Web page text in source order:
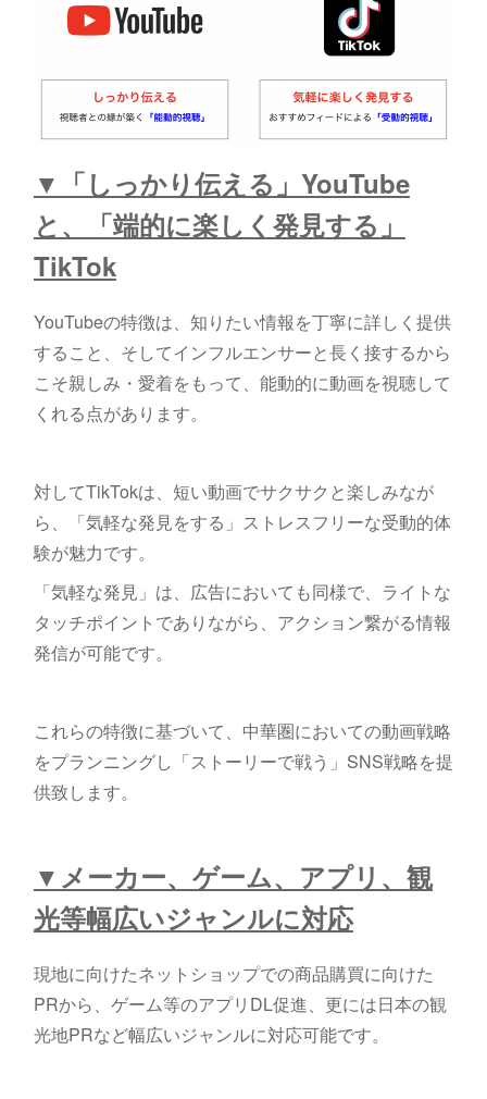
▼「しっかり伝える」YouTube
と、「端的に楽しく発見する」
TikTok
YouTubeの特徴は、知りたい情報を丁寧に詳しく提供
すること、そしてインフルエンサーと長く接するから
こそ親しみ・愛着をもって、能動的に動画を視聴して
くれる点があります。
対してTikTokは、短い動画でサクサクと楽しみなが
ら、「気軽な発見をする」ストレスフリーな受動的体
験が魅力です。
「気軽な発見」は、広告においても同様で、ライトな
タッチポイントでありながら、アクション繋がる情報
発信が可能です。
これらの特徴に基づいて、中華圏においての動画戦略
をプランニングし「ストーリーで戦う」SNS戦略を提
供致します。
▼メーカー、ゲーム、アプリ、観
光等幅広いジャンルに対応
現地に向けたネットショップでの商品購買に向けた
PRから、ゲーム等のアプリDL促進、更には日本の観
光地PRなど幅広いジャンルに対応可能です。